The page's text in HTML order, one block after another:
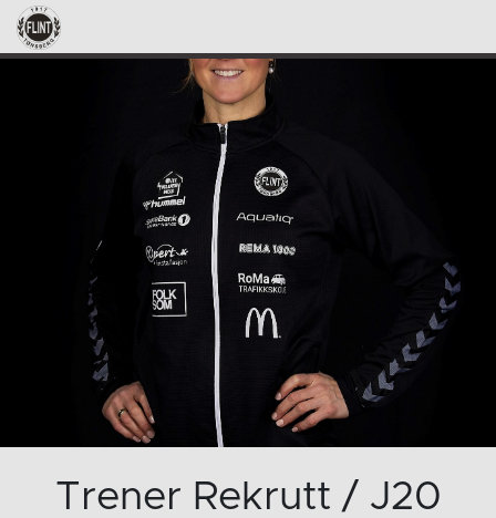
Trener Rekrutt / J20